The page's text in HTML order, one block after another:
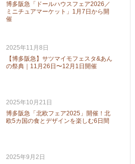
博多阪急「ドールハウスフェア2026／
ミニチュアマーケット」1月7日から開
催
2025年11月8日
【博多阪急】サツマイモフェスタ&あん
の祭典｜11月26日〜12月1日開催
2025年10月21日
博多阪急「北欧フェア2025」開催！北
欧5カ国の食とデザインを楽しむ6日間
2025年9月2日